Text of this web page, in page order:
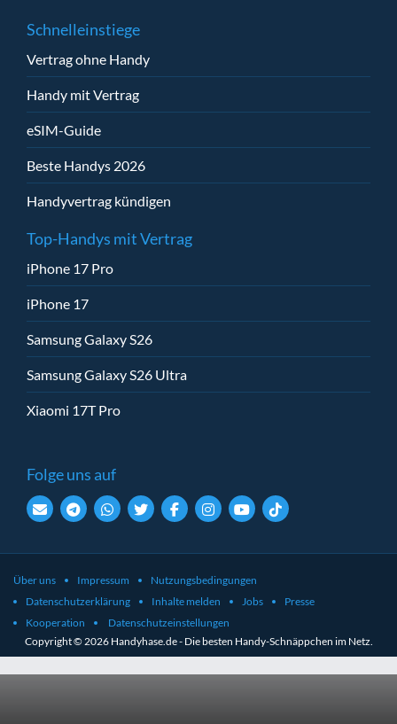
Schnelleinstiege
Vertrag ohne Handy
Handy mit Vertrag
eSIM-Guide
Beste Handys 2026
Handyvertrag kündigen
Top-Handys mit Vertrag
iPhone 17 Pro
iPhone 17
Samsung Galaxy S26
Samsung Galaxy S26 Ultra
Xiaomi 17T Pro
Folge uns auf
Über uns Impressum
Nutzungsbedingungen
Datenschutzerklärung
Inhalte melden Jobs
Presse
Kooperation
Datenschutzeinstellungen
Copyright © 2026 Handyhase.de - Die besten Handy-Schnäppchen im Netz.